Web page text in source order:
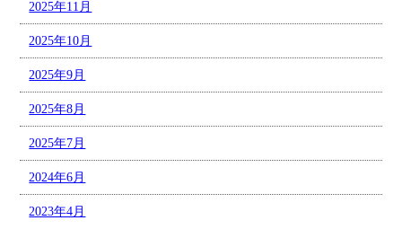
2025年11月
2025年10月
2025年9月
2025年8月
2025年7月
2024年6月
2023年4月